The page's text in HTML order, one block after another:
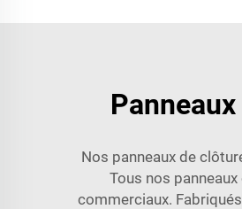
Nos panneaux de
Tous nos
commerciaux.